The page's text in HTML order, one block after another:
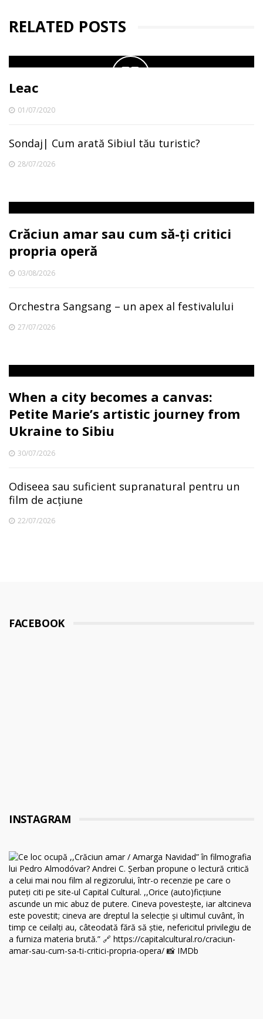
RELATED POSTS
Leac
01/07/2020
Sondaj| Cum arată Sibiul tău turistic?
28/07/2026
Crăciun amar sau cum să-ți critici
propria operă
03/08/2026
Orchestra Sangsang – un apex al festivalului
27/07/2026
When a city becomes a canvas:
Petite Marie’s artistic journey from
Ukraine to Sibiu
30/07/2026
Odiseea sau suficient supranatural pentru un
film de acțiune
22/07/2026
FACEBOOK
INSTAGRAM